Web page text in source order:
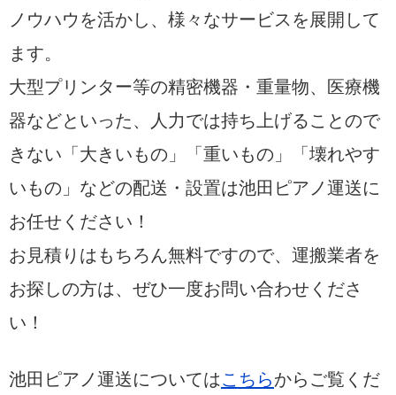
ノウハウを活かし、様々なサービスを展開して
ます。
大型プリンター等の精密機器・重量物、医療機
器などといった、人力では持ち上げることので
きない「大きいもの」「重いもの」「壊れやす
いもの」などの配送・設置は池田ピアノ運送に
お任せください！
お見積りはもちろん無料ですので、運搬業者を
お探しの方は、ぜひ一度お問い合わせくださ
い！
池田ピアノ運送についてはこちらからご覧くだ